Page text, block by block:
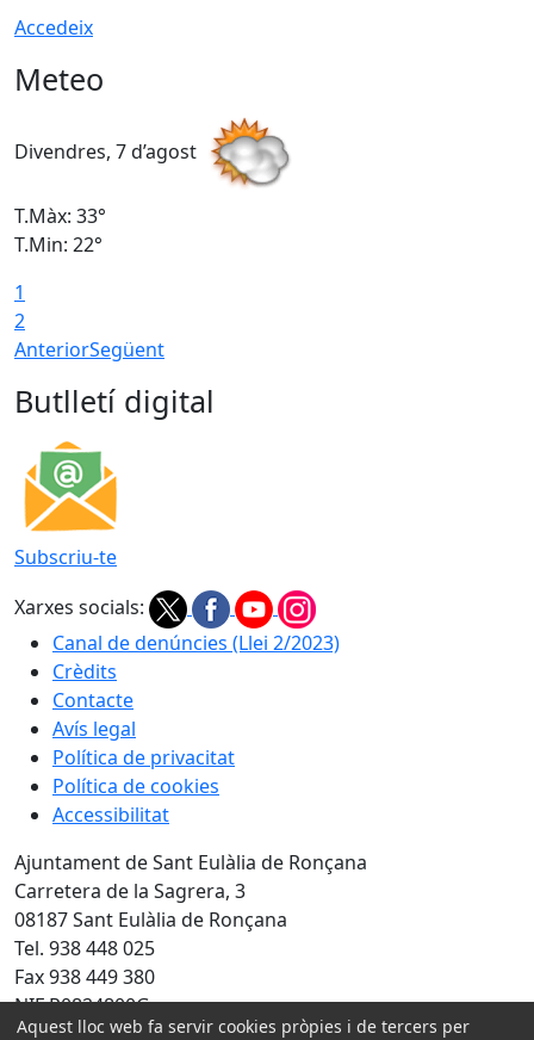
Accedeix
Meteo
Divendres, 7 d’agost
T.Màx: 33°
T.Min: 22°
1
2
AnteriorSegüent
Butlletí digital
Subscriu-te
Xarxes socials:
Canal de denúncies (Llei 2/2023)
Crèdits
Contacte
Avís legal
Política de privacitat
Política de cookies
Accessibilitat
Ajuntament de Sant Eulàlia de Ronçana
Carretera de la Sagrera, 3
08187 Sant Eulàlia de Ronçana
Tel. 938 448 025
Fax 938 449 380
NIF P0824800G
Aquest lloc web fa servir cookies pròpies i de tercers per